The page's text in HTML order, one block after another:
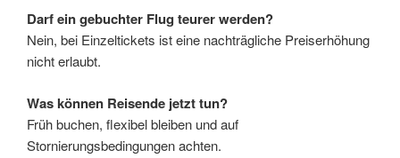
Darf ein gebuchter Flug teurer werden?
Nein, bei Einzeltickets ist eine nachträgliche Preiserhöhung
nicht erlaubt.
Was können Reisende jetzt tun?
Früh buchen, flexibel bleiben und auf
Stornierungsbedingungen achten.